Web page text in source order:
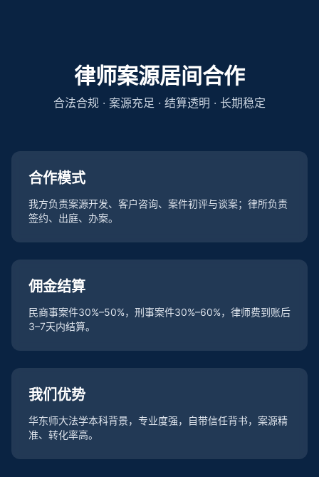
律师案源居间合作
合法合规 · 案源充足 · 结算透明 · 长期稳定
合作模式
我方负责案源开发、客户咨询、案件初评与谈案；律所负责
签约、出庭、办案。
佣金结算
民商事案件30%–50%，刑事案件30%–60%，律师费到账后
3–7天内结算。
我们优势
华东师大法学本科背景，专业度强，自带信任背书，案源精
准、转化率高。